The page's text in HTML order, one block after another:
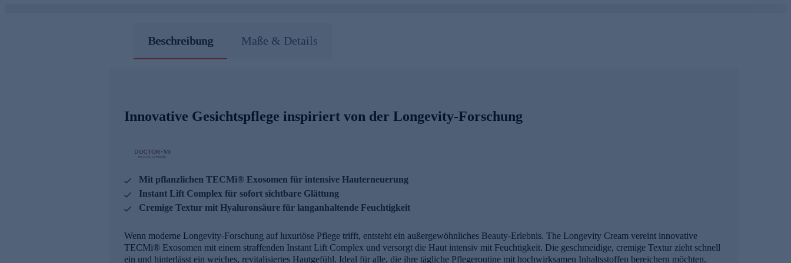
Beschreibung Maße & Details
Innovative Gesichtspflege inspiriert von der Longevity-Forschung
Mit pflanzlichen TECMi® Exosomen für intensive Hauterneuerung
Instant Lift Complex für sofort sichtbare Glättung
Cremige Textur mit Hyaluronsäure für langanhaltende Feuchtigkeit
Wenn moderne Longevity-Forschung auf luxuriöse Pflege trifft, entsteht ein außergewöhnliches Beauty-Erlebnis. The Longevity Cream vereint innovative
TECMi® Exosomen mit einem straffenden Instant Lift Complex und versorgt die Haut intensiv mit Feuchtigkeit. Die geschmeidige, cremige Textur zieht schnell
ein und hinterlässt ein weiches, revitalisiertes Hautgefühl. Ideal für alle, die ihre tägliche Pflegeroutine mit hochwirksamen Inhaltsstoffen bereichern möchten.